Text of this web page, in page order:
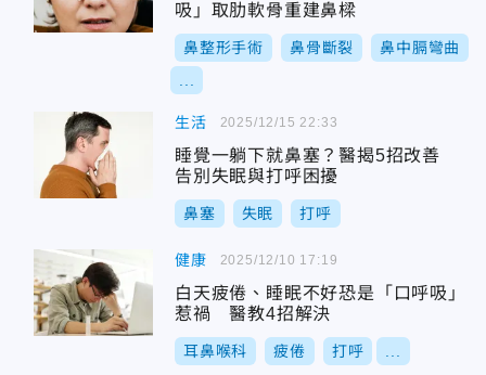
吸」取肋軟骨重建鼻樑
鼻整形手術 鼻骨斷裂 鼻中膈彎曲
生活
睡覺一躺下就鼻塞？醫揭5招改善
告別失眠與打呼困擾
鼻塞 失眠 打呼
2025/12/15 22:33
健康
白天疲倦、睡眠不好恐是「口呼吸」
惹禍 醫教4招解決
耳鼻喉科 疲倦 打呼
2025/12/10 17:19